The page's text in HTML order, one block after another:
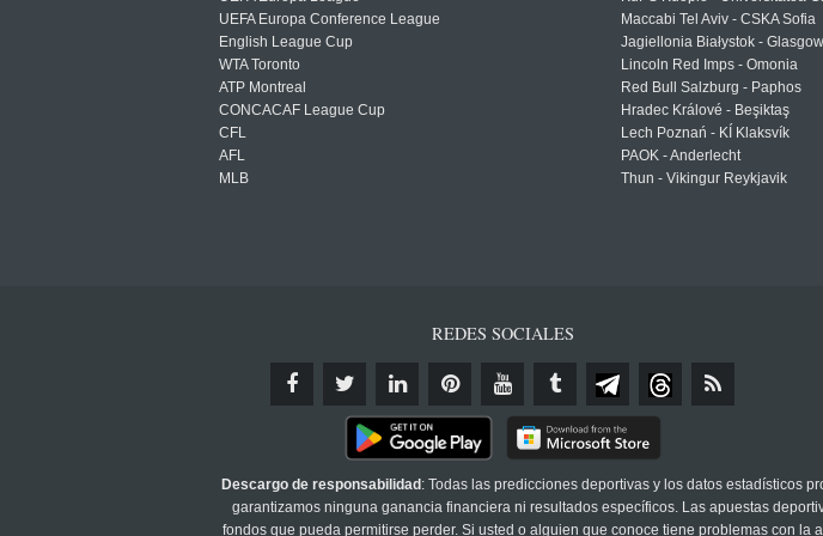
UEFA Europa Conference League
English League Cup
WTA Toronto
ATP Montreal
CONCACAF League Cup
CFL
AFL
MLB
Maccabi Tel Aviv - CSKA Sofia
Jagiellonia Białystok -
Lincoln Red Imps - Omonia
Red Bull Salzburg - Paphos
Hradec Králové - Beşiktaş
Lech Poznań - KÍ Klaksvík
PAOK - Anderlecht
Thun - Vikingur Reykjavik
REDES SOCIALES
Descargo de responsabilidad : Todas las predicciones deportivas y los datos estadísticos
garantizamos ninguna ganancia financiera ni resultados específicos. Las apuestas
fondos que pueda permitirse perder. Si usted o alguien que conoce tiene problemas con